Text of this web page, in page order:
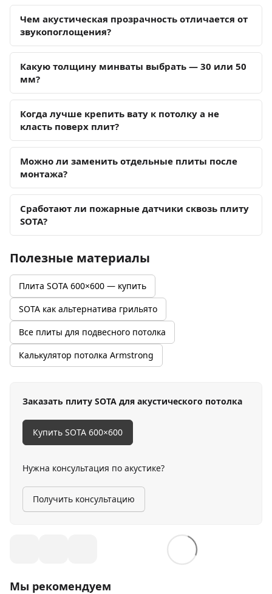
Чем акустическая прозрачность отличается от
звукопоглощения?
Какую толщину минваты выбрать — 30 или 50
мм?
Когда лучше крепить вату к потолку а не
класть поверх плит?
Можно ли заменить отдельные плиты после
монтажа?
Сработают ли пожарные датчики сквозь плиту
SOTA?
Полезные материалы
Плита SOTA 600×600 — купить
SOTA как альтернатива грильято
Все плиты для подвесного потолка
Калькулятор потолка Armstrong
Заказать плиту SOTA для акустического потолка
Купить SOTA 600×600
Нужна консультация по акустике?
Получить консультацию
Мы рекомендуем